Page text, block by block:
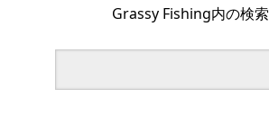
Grassy Fishing内の検索